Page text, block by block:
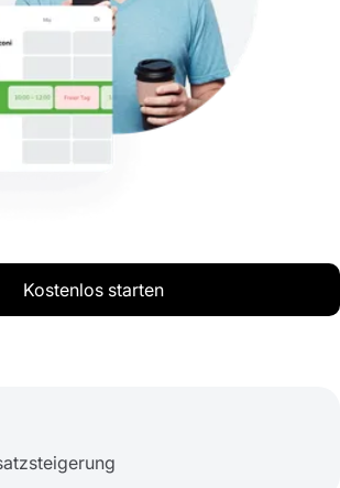
Kostenlos starten